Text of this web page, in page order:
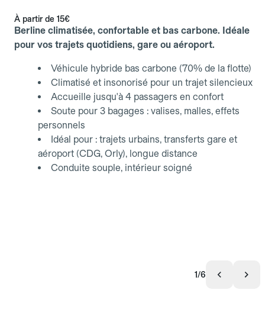
À partir de 15€
Berline climatisée, confortable et bas carbone. Idéale
pour vos trajets quotidiens, gare ou aéroport.
Véhicule hybride bas carbone (70% de la flotte)
Climatisé et insonorisé pour un trajet silencieux
Accueille jusqu'à 4 passagers en confort
Soute pour 3 bagages : valises, malles, effets
personnels
Idéal pour : trajets urbains, transferts gare et
aéroport (CDG, Orly), longue distance
Conduite souple, intérieur soigné
1/6